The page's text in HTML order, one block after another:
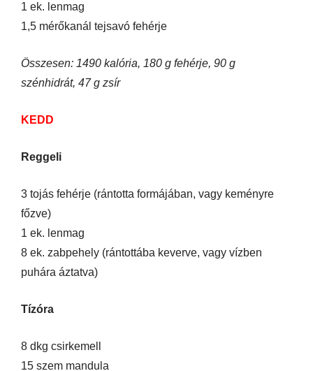
1 ek. lenmag
1,5 mérőkanál tejsavó fehérje
Összesen: 1490 kalória, 180 g fehérje, 90 g
szénhidrát, 47 g zsír
KEDD
Reggeli
3 tojás fehérje (rántotta formájában, vagy keményre
főzve)
1 ek. lenmag
8 ek. zabpehely (rántottába keverve, vagy vízben
puhára áztatva)
Tízóra
8 dkg csirkemell
15 szem mandula